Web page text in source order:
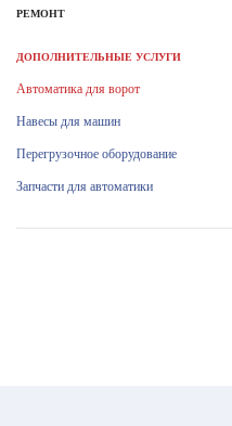
РЕМОНТ
ДОПОЛНИТЕЛЬНЫЕ УСЛУГИ
Автоматика для ворот
Навесы для машин
Перегрузочное оборудование
Запчасти для автоматики